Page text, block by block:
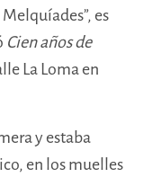
es
Cien años de
La Loma en
y estaba
en los muelles